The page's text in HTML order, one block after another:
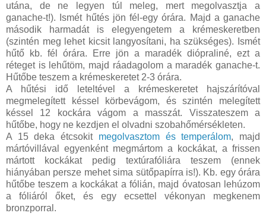
utána, de ne legyen túl meleg, mert megolvasztja a
ganache-t!). Ismét hűtés jön fél-egy órára. Majd a ganache
második harmadát is elegyengetem a krémeskeretben
(szintén meg lehet kicsit langyosítani, ha szükséges). Ismét
hűtő kb. fél órára. Erre jön a maradék diópraliné, ezt a
réteget is lehűtöm, majd ráadagolom a maradék ganache-t.
Hűtőbe teszem a krémeskeretet 2-3 órára.
A hűtési idő leteltével a krémeskeretet hajszárítóval
megmelegített késsel körbevágom, és szintén melegített
késsel 12 kockára vágom a masszát. Visszateszem a
hűtőbe, hogy ne kezdjen el olvadni szobahőmérsékleten.
A 15 deka étcsokit megolvasztom és temperálom, majd
mártóvillával egyenként megmártom a kockákat, a frissen
mártott kockákat pedig textúrafóliára teszem (ennek
hiányában persze mehet sima sütőpapírra is!). Kb. egy órára
hűtőbe teszem a kockákat a fólián, majd óvatosan lehúzom
a fóliáról őket, és egy ecsettel vékonyan megkenem
bronzporral.